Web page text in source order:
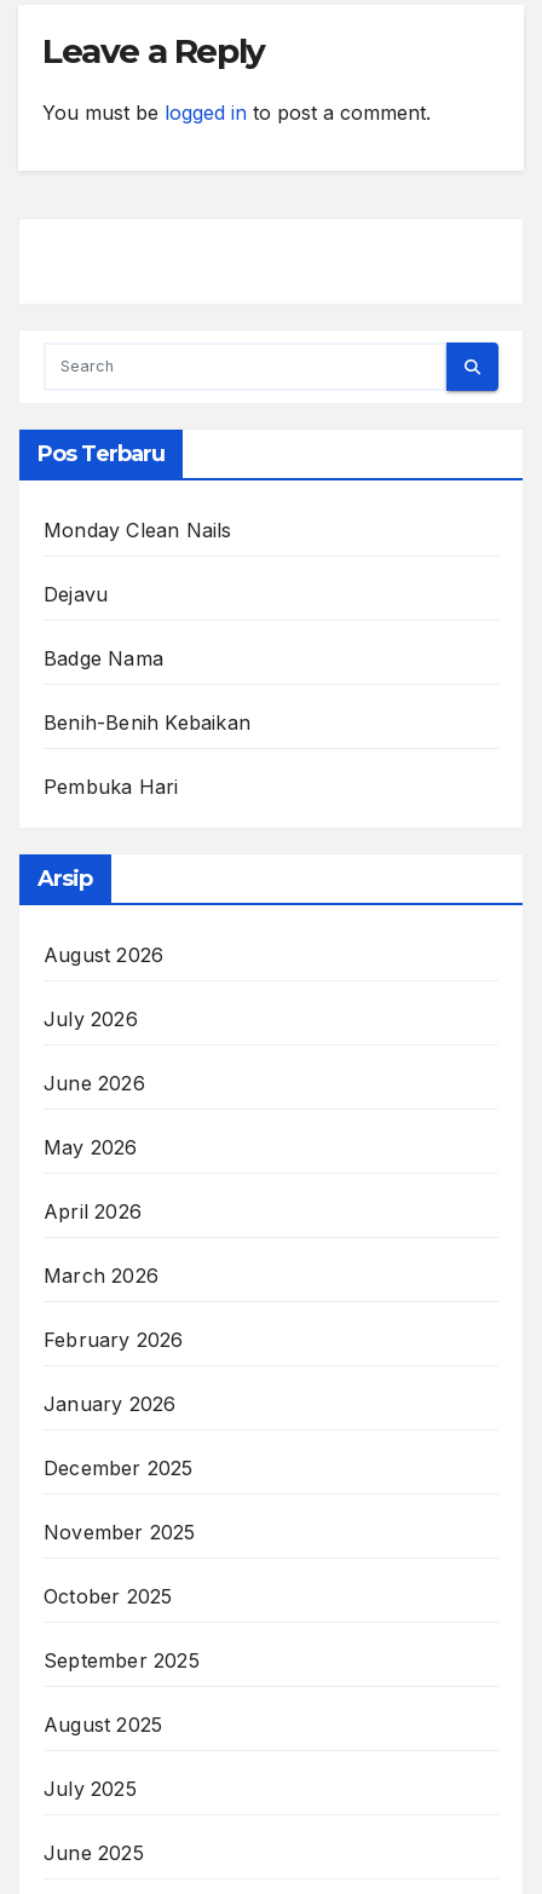
Leave a Reply
You must be logged in to post a comment.
Pos Terbaru
Monday Clean Nails
Dejavu
Badge Nama
Benih-Benih Kebaikan
Pembuka Hari
Arsip
August 2026
July 2026
June 2026
May 2026
April 2026
March 2026
February 2026
January 2026
December 2025
November 2025
October 2025
September 2025
August 2025
July 2025
June 2025